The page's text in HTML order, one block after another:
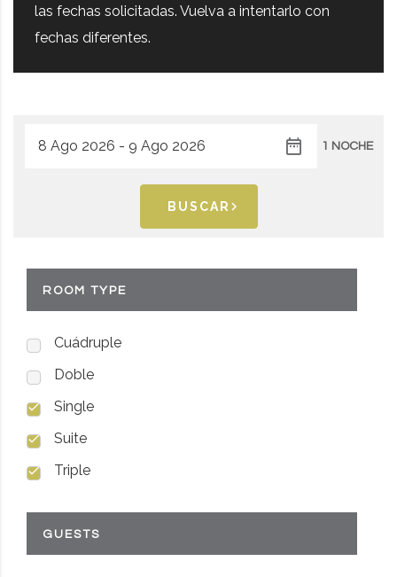
las fechas solicitadas. Vuelva a intentarlo con
fechas diferentes.
1 NOCHE
BUSCAR
ROOM TYPE
Cuádruple
Doble
Single
Suite
Triple
GUESTS